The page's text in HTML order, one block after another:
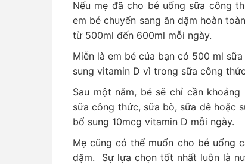
Nếu mẹ đã cho bé uống sữa công
em bé chuyển sang ăn dặm hoàn
từ 500ml đến 600ml mỗi ngày.
Miễn là em bé của bạn có 500 ml
sung vitamin D vì trong sữa công
Sau một năm, bé sẽ chỉ cần
sữa công thức, sữa bò, sữa dê hoặc
bổ sung 10mcg vitamin D mỗi ngày.
Mẹ cũng có thể muốn cho bé uống
dặm. Sự lựa chọn tốt nhất luôn là